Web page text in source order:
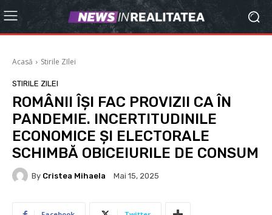
Acasă Stirile ZIlei
STIRILE ZILEI
ROMÂNII ÎȘI FAC PROVIZII CA ÎN
PANDEMIE. INCERTITUDINILE
ECONOMICE ȘI ELECTORALE
SCHIMBĂ OBICEIURILE DE CONSUM
By Cristea Mihaela Mai 15, 2025